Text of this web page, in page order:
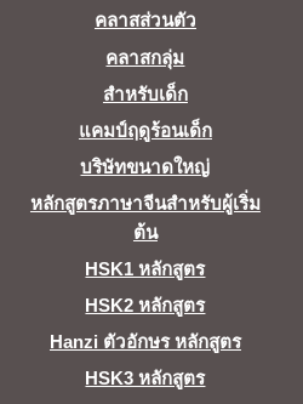
คลาสส่วนตัว
คลาสกลุ่ม
สำหรับเด็ก
แคมป์ฤดูร้อนเด็ก
บริษัทขนาดใหญ่
หลักสูตรภาษาจีนสำหรับผู้เริ่ม
ต้น
HSK1 หลักสูตร
HSK2 หลักสูตร
Hanzi ตัวอักษร หลักสูตร
HSK3 หลักสูตร